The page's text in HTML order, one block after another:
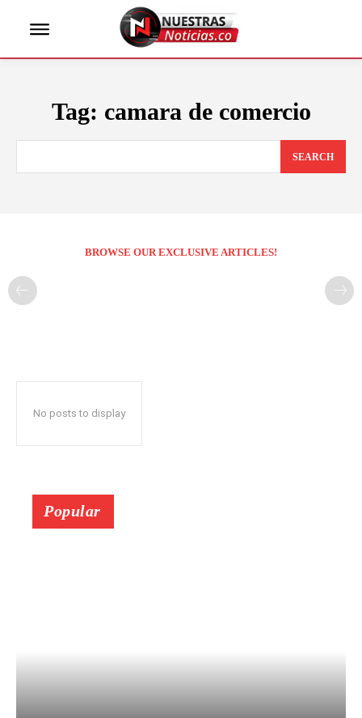
Tag: camara de comercio
SEARCH
BROWSE OUR EXCLUSIVE ARTICLES!
No posts to display
Popular